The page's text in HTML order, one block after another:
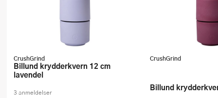
CrushGrind
Billund krydderkvern 12 cm
lavendel
3 anmeldelser
CrushGrind
Billund